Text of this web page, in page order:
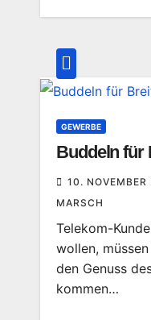
GEWERBE
Buddeln für
10. NOVEMBER
MARSCH
Telekom-
wollen,
den Genuss
kommen…